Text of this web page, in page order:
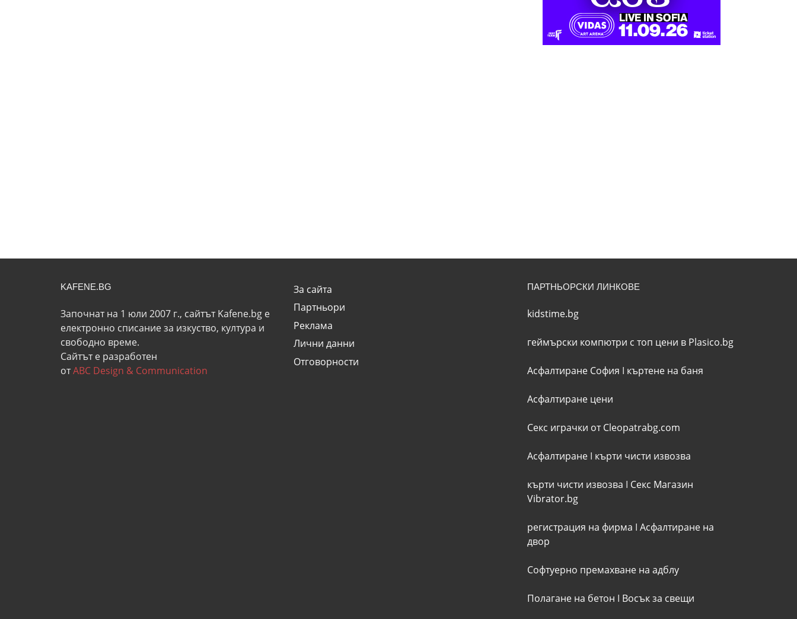
KAFENE.BG
Започнат на 1 юли 2007 г., сайтът Kafene.bg e
eлектронно списание за изкуство, култура и
свободно време.
Сайтът е разработен
отABC Design & Communication
За сайта
Партньори
Реклама
Лични данни
Отговорности
ПАРТНЬОРСКИ ЛИНКОВЕ
kidstime.bg
геймърски компютри с топ цени в Plasico.bg
Асфалтиране София I къртене на баня
Асфалтиране цени
Секс играчки от Cleopatrabg.com
АсфалтиранеI кърти чисти извозва
кърти чисти извозва I Секс Магазин
Vibrator.bg
регистрация на фирма I Асфалтиране на
двор
Софтуерно премахване на адблу
Полагане на бетон I Восък за свещи